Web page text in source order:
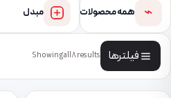
⌁ همه محصولات مبدل
فیلترها Showing all 8 results